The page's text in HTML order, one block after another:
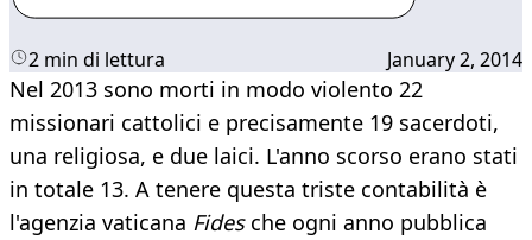
2 min di lettura January 2, 2014
Nel 2013 sono morti in modo violento 22
missionari cattolici e precisamente 19 sacerdoti,
una religiosa, e due laici. L'anno scorso erano stati
in totale 13. A tenere questa triste contabilità è
l'agenzia vaticana Fidesche ogni anno pubblica